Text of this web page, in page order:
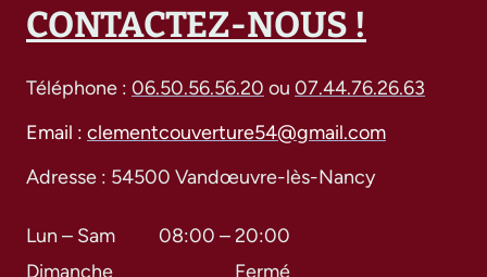
CONTACTEZ-NOUS !
Téléphone : 06.50.56.56.20 ou 07.44.76.26.63
Email : clementcouverture54@gmail.com
Adresse : 54500 Vandœuvre-lès-Nancy
Lun – Sam
08:00 – 20:00
Dimanche
Fermé